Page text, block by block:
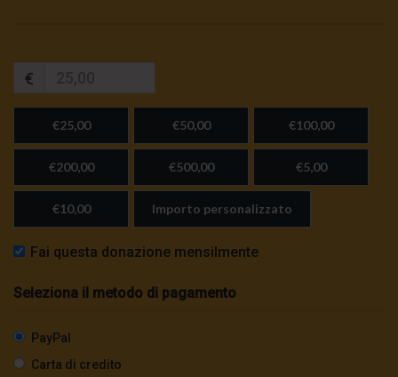
€
€25,00 €50,00 €100,00
€200,00 €500,00 €5,00
€10,00 Importo personalizzato
Fai questa donazione mensilmente
Seleziona il metodo di pagamento
PayPal
Carta di credito